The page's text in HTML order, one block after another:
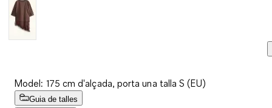
Model: 175 cm d'alçada, porta una talla S (EU)
Guia de talles